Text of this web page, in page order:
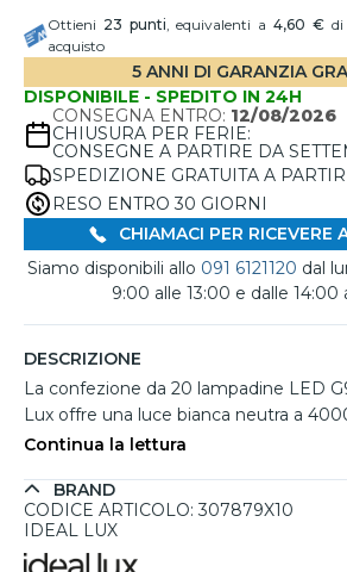
Ottieni 23 punti, equivalenti a4,60 €di
acquisto
5 ANNI DI GARANZIA
DISPONIBILE - SPEDITO IN 24H
CONSEGNA ENTRO: 12/08/2026
CHIUSURA PER FERIE:
CONSEGNE A PARTIRE DA
SPEDIZIONE GRATUITA A
RESO ENTRO 30 GIORNI
CHIAMACI PER RICEVERE
Siamo disponibili allo 091 6121120 dal
9:00 alle 13:00 e dalle 14:00
DESCRIZIONE
La confezione da 20 lampadine LED
Lux offre una luce bianca neutra a
ambienti come cucine, bagni e uffici,
luminosa di 530 lumen per lampadina
uniforme della luce a 310°, queste
Continua la lettura
BRAND
CODICE ARTICOLO: 307879X10
IDEAL LUX